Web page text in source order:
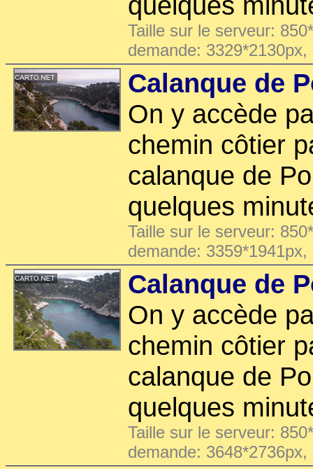
Taille sur le serveur:
demande:
Calanque de
On y accède
chemin côtier
calanque de
quelques
Taille sur le serveur:
demande:
Calanque de
On y accède
chemin côtier
calanque de
quelques
Taille sur le serveur:
demande: